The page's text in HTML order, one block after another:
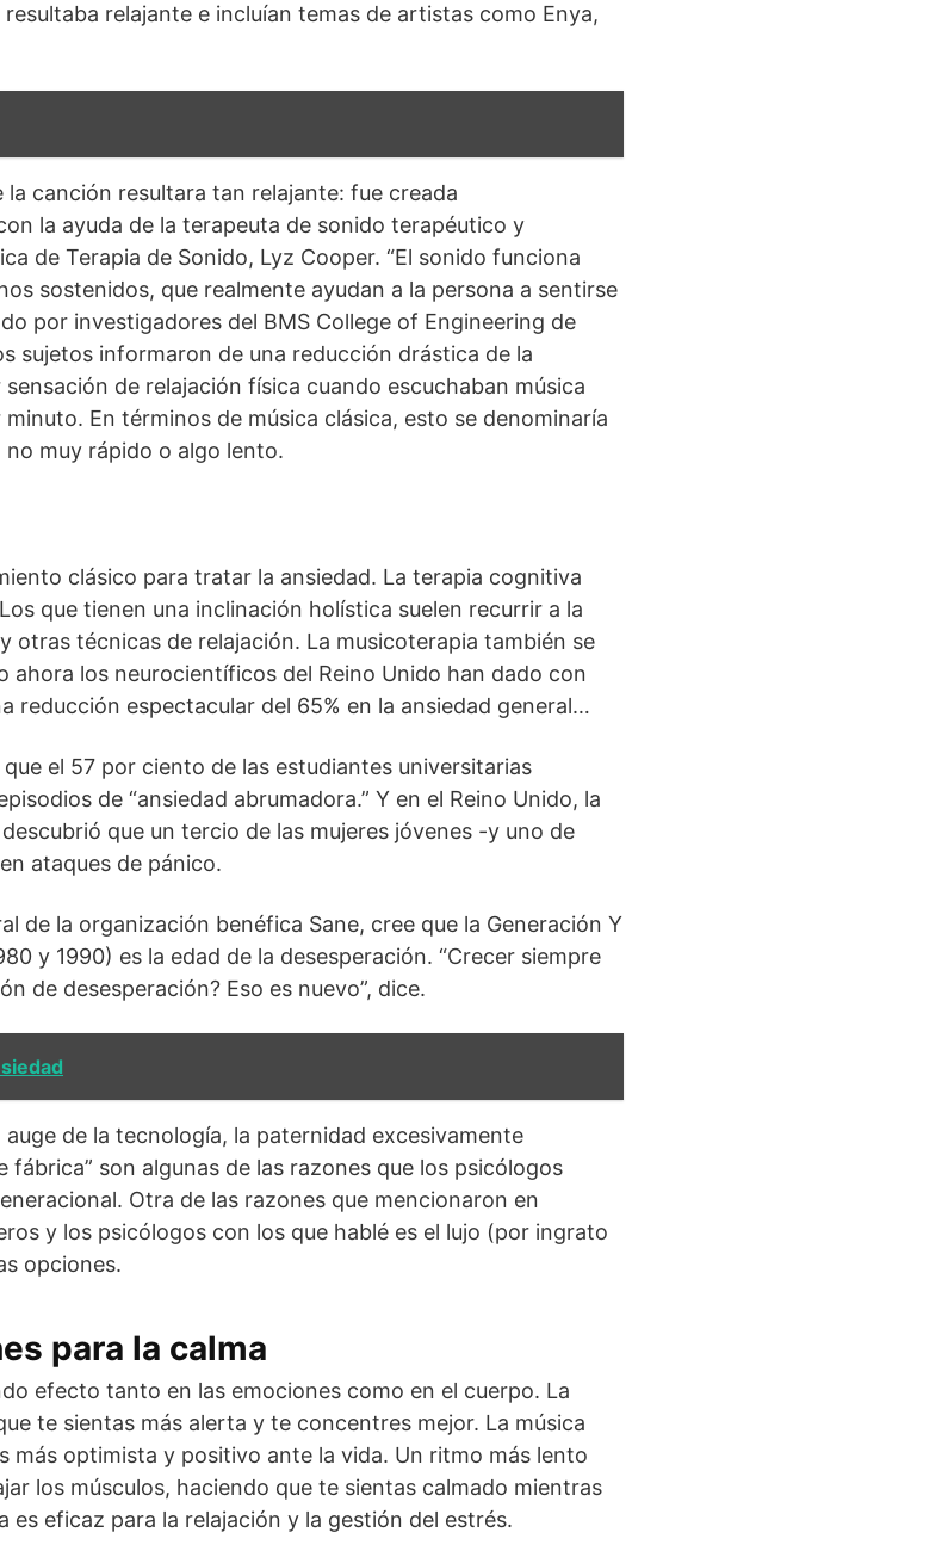
relajante e incluían temas de artistas como Enya,
canción resultara tan relajante: fue creada
la ayuda de la terapeuta de sonido terapéutico y
de Terapia de Sonido, Lyz Cooper. “El sonido funciona
sostenidos, que realmente ayudan a la persona a sentirse
por investigadores del BMS College of Engineering de
sujetos informaron de una reducción drástica de la
de relajación física cuando escuchaban música
En términos de música clásica, esto se denominaría
no muy rápido o algo lento.
clásico para tratar la ansiedad. La terapia cognitiva
que tienen una inclinación holística suelen recurrir a la
otras técnicas de relajación. La musicoterapia también se
ahora los neurocientíficos del Reino Unido han dado con
reducción espectacular del 65% en la ansiedad general…
el 57 por ciento de las estudiantes universitarias
de “ansiedad abrumadora.” Y en el Reino Unido, la
que un tercio de las mujeres jóvenes -y uno de
ataques de pánico.
de la organización benéfica Sane, cree que la Generación Y
y 1990) es la edad de la desesperación. “Crecer siempre
de desesperación? Eso es nuevo”, dice.
auge de la tecnología, la paternidad excesivamente
son algunas de las razones que los psicólogos
Otra de las razones que mencionaron en
y los psicólogos con los que hablé es el lujo (por ingrato
opciones.
para la calma
efecto tanto en las emociones como en el cuerpo. La
te sientas más alerta y te concentres mejor. La música
más optimista y positivo ante la vida. Un ritmo más lento
los músculos, haciendo que te sientas calmado mientras
es eficaz para la relajación y la gestión del estrés.